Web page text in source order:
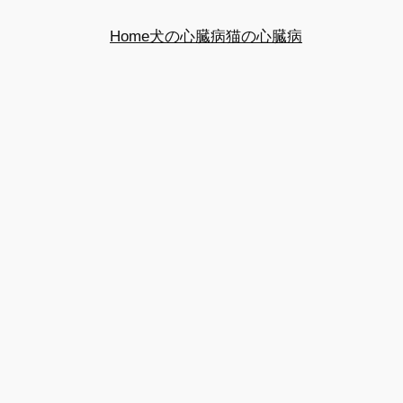
Home犬の心臓病猫の心臓病